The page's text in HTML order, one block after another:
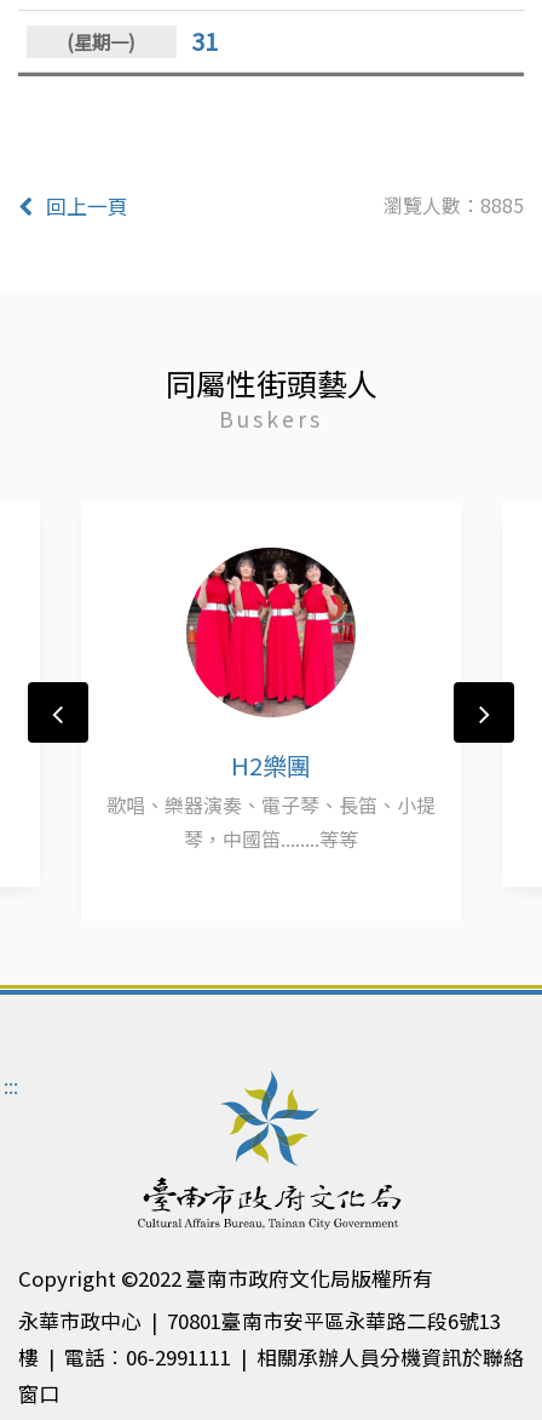
31
回上一頁 瀏覽人數：8885
同屬性街頭藝人
Buskers
H2樂團
歌唱、樂器演奏、電子琴、長笛、小提
琴，中國笛........等等
:::
Copyright ©2022 臺南市政府文化局版權所有
永華市政中心 | 70801臺南市安平區永華路二段6號13
樓 | 電話︰06-2991111 | 相關承辦人員分機資訊於聯絡
窗口